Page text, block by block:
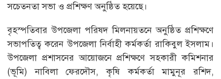
সচেতনতা সভা ও প্রশিক্ষণ অনুষ্ঠিত হয়েছে।
বৃহস্পতিবার উপজেলা পরিষদ মিলনায়তনে অনুষ্ঠিত প্রশিক্ষণে
সভাপতিত্ব করেন উপজেলা নির্বাহী কর্মকর্তা রাকিবুল ইসলাম।
উপজেলা প্রশাসনের আয়োজনে প্রশিক্ষণে সহকারী কমিশনার
(ভূমি) নাবিলা ফেরদৌস, কৃষি কর্মকর্তা মামুনূর রশিদ,